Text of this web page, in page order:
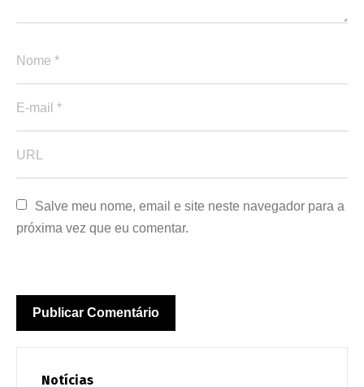
Salve meu nome, email e site neste navegador para a
próxima vez que eu comentar.
Notícias